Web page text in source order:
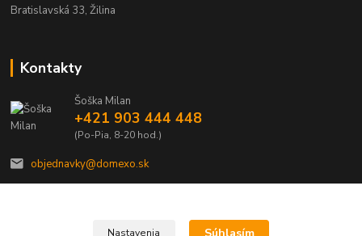
Bratislavská 33, Žilina
Kontakty
Šoška Milan
+421 903 444 448
(Po-Pia, 8-20 hod.)
objednavky@domexo.sk
Nastavenia